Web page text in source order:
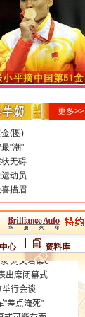
更多>>
(图)
"潮"
无碍
动员
描眉
心 资料库